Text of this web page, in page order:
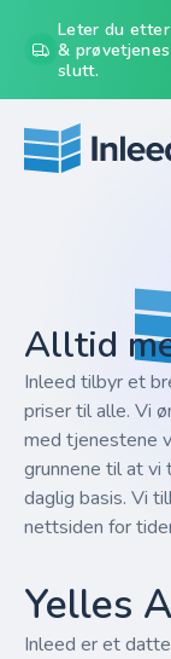
Leter du
&
slutt.
Alltid
Inleed tilbyr et
priser til alle. Vi
med tjenestene
grunnene til at vi
daglig basis. Vi
nettsiden for
Yelles
Inleed er et